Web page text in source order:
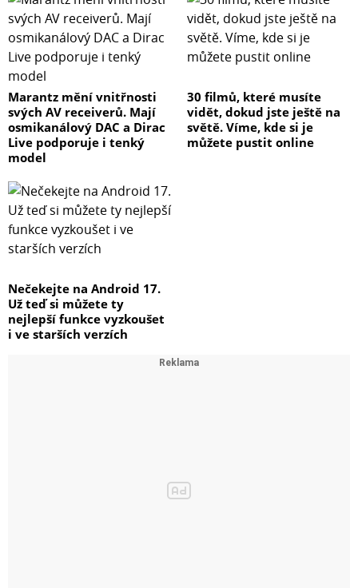
Marantz mění vnitřnosti
svých AV receiverů. Mají
osmikanálový DAC a Dirac
Live podporuje i tenký
model
30 filmů, které musíte
vidět, dokud jste ještě na
světě. Víme, kde si je
můžete pustit online
Nečekejte na Android 17.
Už teď si můžete ty
nejlepší funkce vyzkoušet
i ve starších verzích